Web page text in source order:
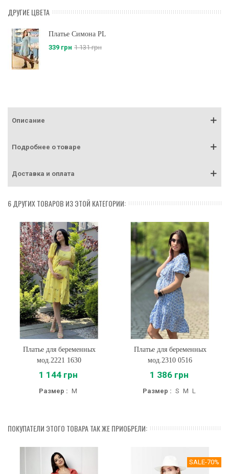
ДРУГИЕ ЦВЕТА
Платье Симона PL
339 грн 1 131 грн
Описание
Подробнее о товаре
Доставка и оплата
6 ДРУГИХ ТОВАРОВ ИЗ ЭТОЙ КАТЕГОРИИ:
Платье для беременных
мод.2221 1630
1 144 грн
Размер : M
Платье для беременных
мод.2310 0516
1 386 грн
Размер : S M L
ПОКУПАТЕЛИ ЭТОГО ТОВАРА ТАК ЖЕ ПРИОБРЕЛИ:
SALE-70%